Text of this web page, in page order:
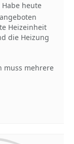
Habe heute
Heizeinheit
die Heizung
muss mehrere